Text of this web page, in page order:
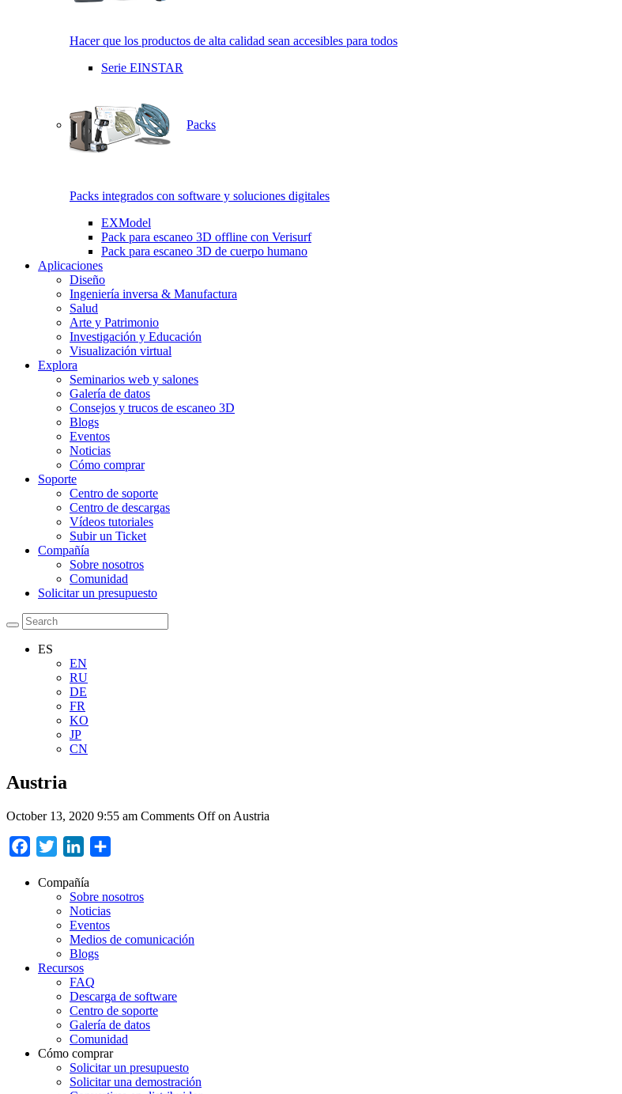
Hacer que los productos de alta calidad sean accesibles para todos
Serie EINSTAR
Packs
Packs integrados con software y soluciones digitales
EXModel
Pack para escaneo 3D offline con Verisurf
Pack para escaneo 3D de cuerpo humano
Aplicaciones
Diseño
Ingeniería inversa & Manufactura
Salud
Arte y Patrimonio
Investigación y Educación
Visualización virtual
Explora
Seminarios web y salones
Galería de datos
Consejos y trucos de escaneo 3D
Blogs
Eventos
Noticias
Cómo comprar
Soporte
Centro de soporte
Centro de descargas
Vídeos tutoriales
Subir un Ticket
Compañía
Sobre nosotros
Comunidad
Solicitar un presupuesto
ES
EN
RU
DE
FR
KO
JP
CN
Austria
October 13, 2020 9:55 am Comments Offon Austria
Facebook
Twitter LinkedIn
Compañía
Sobre nosotros
Noticias
Eventos
Medios de comunicación
Blogs
Recursos
FAQ
Descarga de software
Centro de soporte
Galería de datos
Comunidad
Cómo comprar
Solicitar un presupuesto
Solicitar una demostración